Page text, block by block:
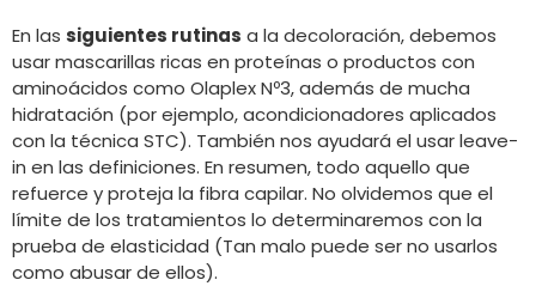
En las siguientes rutinas a la decoloración, debemos
usar mascarillas ricas en proteínas o productos con
aminoácidos como Olaplex Nº3, además de mucha
hidratación (por ejemplo, acondicionadores aplicados
con la técnica STC). También nos ayudará el usar leave-
in en las definiciones. En resumen, todo aquello que
refuerce y proteja la fibra capilar. No olvidemos que el
límite de los tratamientos lo determinaremos con la
prueba de elasticidad (Tan malo puede ser no usarlos
como abusar de ellos).